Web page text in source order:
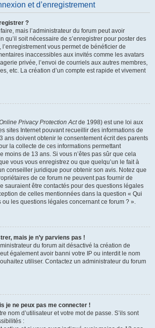
et d’enregistrement
?
mais l’administrateur du forum peut avoir
qu’il soit nécessaire de s’enregistrer pour poster des
vous permet de bénéficier de
inaccessibles aux invités comme les avatars
privée, l’envoi de courriels aux autres membres,
etc. La création d’un compte est rapide et vivement
Privacy Protection Actde 1998) est une loi aux
sites Internet pouvant recueillir des informations de
ans doivent obtenir le consentement écrit des parents
la collecte de ces informations permettant
moins de 13 ans. Si vous n’êtes pas sûr que cela
vous vous enregistrez ou que quelqu’un le fait à
conseiller juridique pour obtenir son avis. Notez que
de ce forum ne peuvent pas fournir de
sauraient être contactés pour des questions légales
de celles mentionnées dans la question « Qui
ou les questions légales concernant ce forum ? ».
mais je n’y parviens pas !
du forum ait désactivé la création de
également avoir banni votre IP ou interdit le nom
utiliser. Contactez un administrateur du forum
je ne peux pas me connecter !
nom d’utilisateur et votre mot de passe. S’ils sont
: